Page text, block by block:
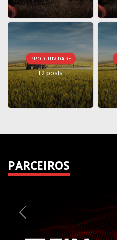
PRODUTIVIDADE
12 posts
PARCEIROS
Previous